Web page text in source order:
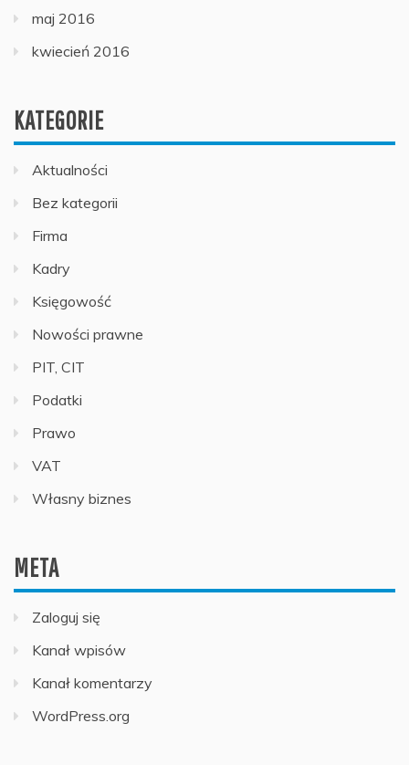
maj 2016
kwiecień 2016
KATEGORIE
Aktualności
Bez kategorii
Firma
Kadry
Księgowość
Nowości prawne
PIT, CIT
Podatki
Prawo
VAT
Własny biznes
META
Zaloguj się
Kanał wpisów
Kanał komentarzy
WordPress.org